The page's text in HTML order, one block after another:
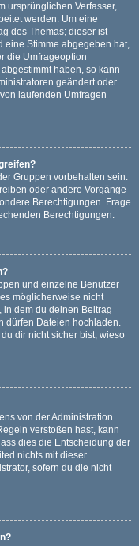
ursprünglichen Verfasser,
werden. Um eine
des Themas; dieser ist
eine Stimme abgegeben hat,
die Umfrageoption
haben, so kann
geändert oder
laufenden Umfragen
Gruppen vorbehalten sein.
oder andere Vorgänge
Berechtigungen. Frage
Berechtigungen.
und einzelne Benutzer
möglicherweise nicht
dem du deinen Beitrag
dürfen Dateien hochladen.
dir nicht sicher bist, wieso
von der Administration
verstoßen hast, kann
dies die Entscheidung der
nichts mit dieser
sofern du die nicht